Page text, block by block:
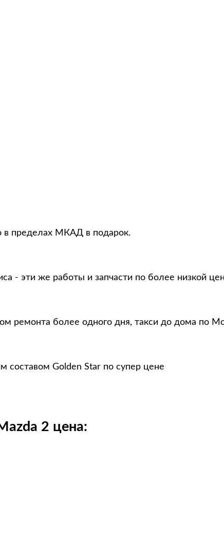
в пределах МКАД в подарок.
- эти же работы и запчасти по более низкой
ремонта более одного дня, такси до дома по
составом Golden Star по супер цене
2 цена: